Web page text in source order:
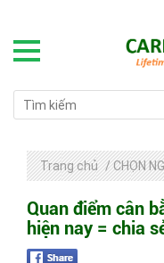
Trang chủ / CHỌN
Quan điểm cân
hiện nay = chia